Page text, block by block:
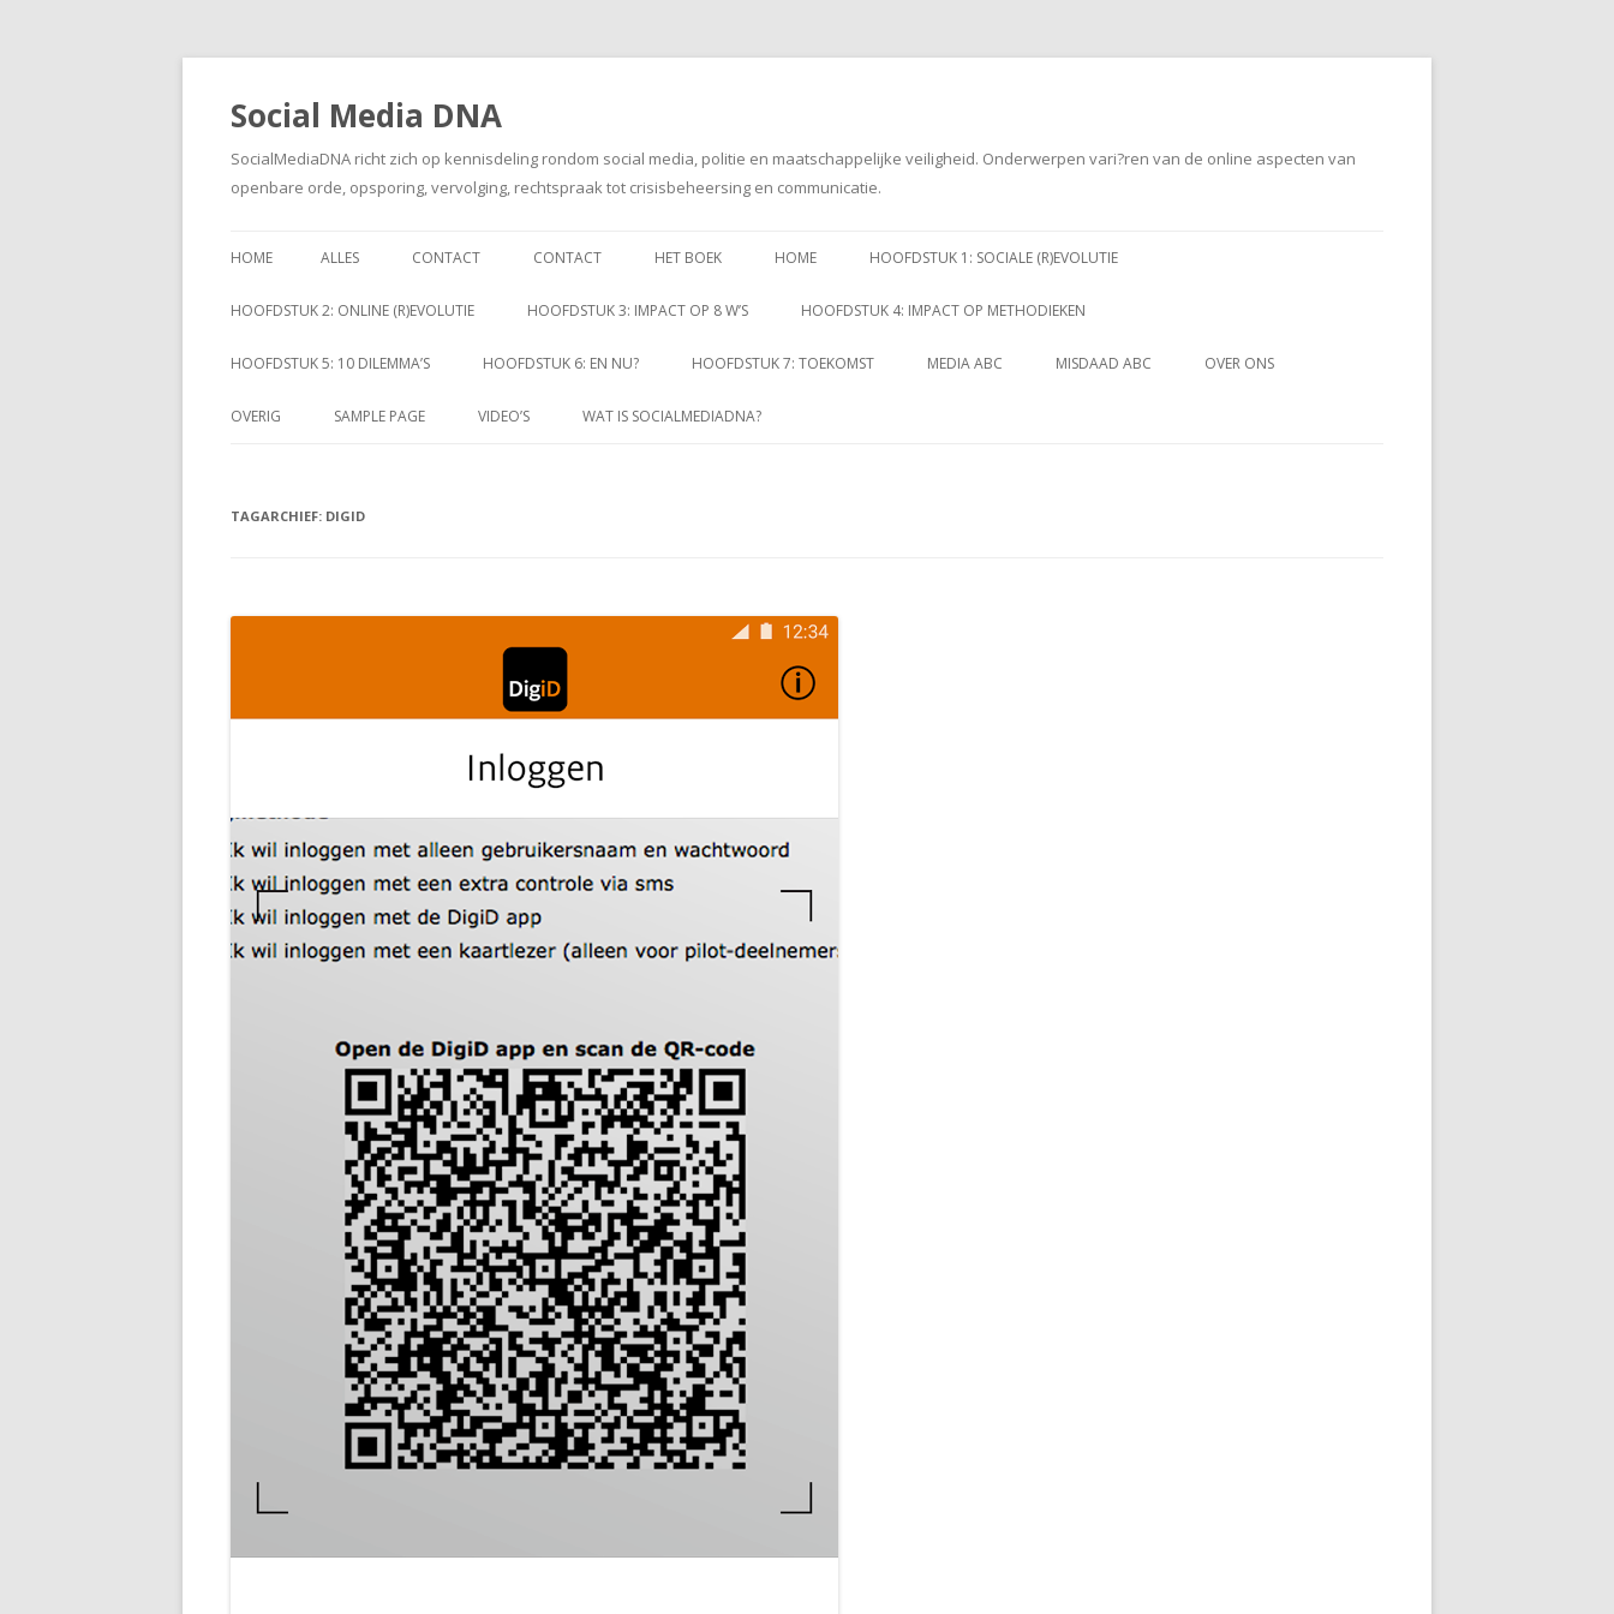
Social Media DNA
SocialMediaDNA richt zich op kennisdeling rondom social media, politie en maatschappelijke veiligheid. Onderwerpen vari?ren van de online aspecten van
openbare orde, opsporing, vervolging, rechtspraak tot crisisbeheersing en communicatie.
naar
HOME ALLES CONTACT CONTACT HET BOEK HOME HOOFDSTUK 1: SOCIALE (R)EVOLUTIE
HOOFDSTUK 2: ONLINE (R)EVOLUTIE HOOFDSTUK 3: IMPACT OP 8 W’S HOOFDSTUK 4: IMPACT OP METHODIEKEN
HOOFDSTUK 5: 10 DILEMMA’S HOOFDSTUK 6: EN NU? HOOFDSTUK 7: TOEKOMST MEDIA ABC MISDAAD ABC OVER ONS
OVERIG SAMPLE PAGE VIDEO’S WAT IS SOCIALMEDIADNA?
TAGARCHIEF: DIGID